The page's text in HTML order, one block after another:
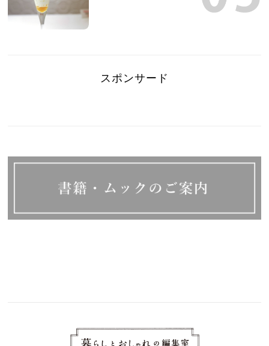
スポンサード